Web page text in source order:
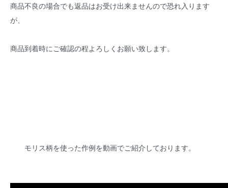
商品不良の場合でも返品はお受け出来ませんので恐れ入ります
が、
商品到着時にご確認の程よろしくお願い致します。
モリス柄を使った作例を動画でご紹介しております。